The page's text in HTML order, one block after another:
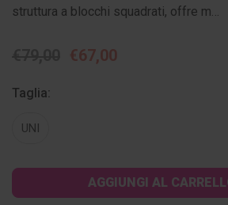
struttura a blocchi squadrati, offre m…
€67,00
Taglia:
UNI
attuale: